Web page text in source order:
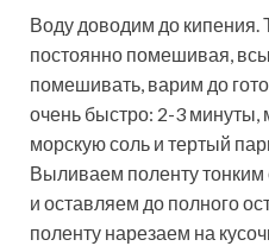
Воду доводим до кипения.
постоянно помешивая,
помешивать, варим до
очень быстро: 2-3
морскую соль и тертый
Выливаем поленту
и оставляем до полного
поленту нарезаем на